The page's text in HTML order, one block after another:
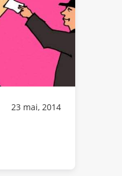
23 mai, 2014